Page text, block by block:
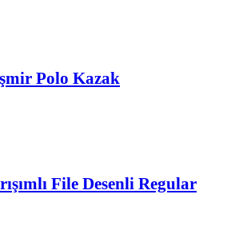
Polo Kazak
File Desenli Regular